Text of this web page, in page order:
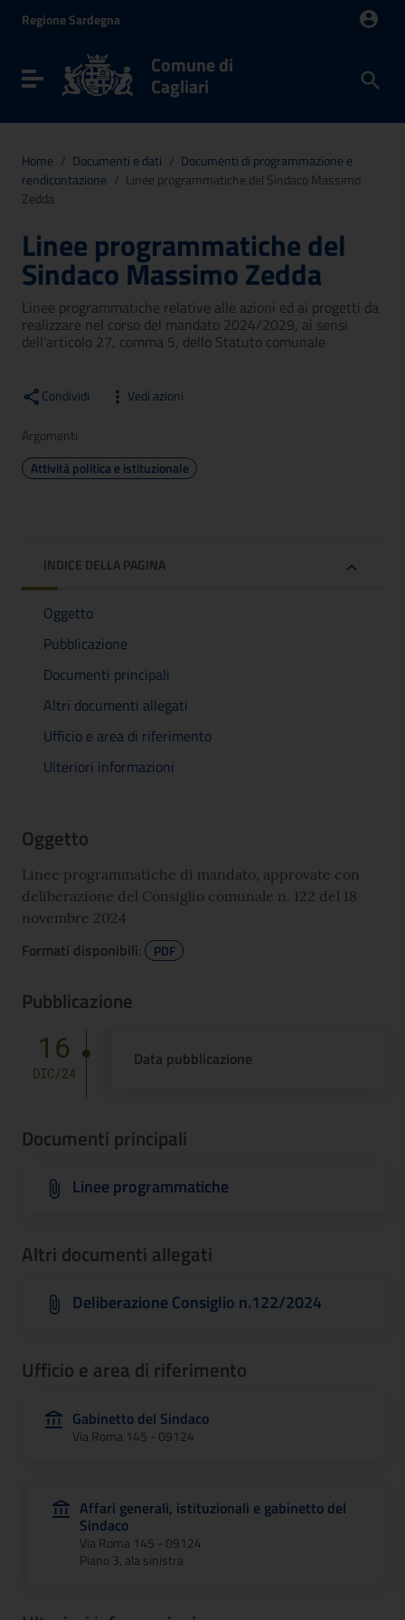
Vai al menu di navigazione
RegioneSardegna
Toggle navigation Comune di
Cagliari
Home / Documenti e dati / Documenti di programmazione e
rendicontazione / Linee programmatiche del Sindaco Massimo
Zedda
Linee programmatiche del
Sindaco Massimo Zedda
Linee programmatiche relative alle azioni ed ai progetti da
realizzare nel corso del mandato 2024/2029, ai sensi
dell'articolo 27, comma 5, dello Statuto comunale
Condividi Vedi azioni
Argomenti
Attività politica e istituzionale
INDICE DELLA PAGINA
Oggetto
Pubblicazione
Documenti principali
Altri documenti allegati
Ufficio e area di riferimento
Ulteriori informazioni
Oggetto
Linee programmatiche di mandato, approvate con
deliberazione del Consiglio comunale n. 122 del 18
novembre 2024
Formati disponibili: PDF
Pubblicazione
16
DIC/24
Data pubblicazione
Documenti principali
Linee programmatiche
Altri documenti allegati
Deliberazione Consiglio n.122/2024
Ufficio e area di riferimento
Gabinetto del Sindaco
Via Roma 145 - 09124
Affari generali, istituzionali e gabinetto del
Sindaco
Via Roma 145 - 09124
Piano 3, ala sinistra